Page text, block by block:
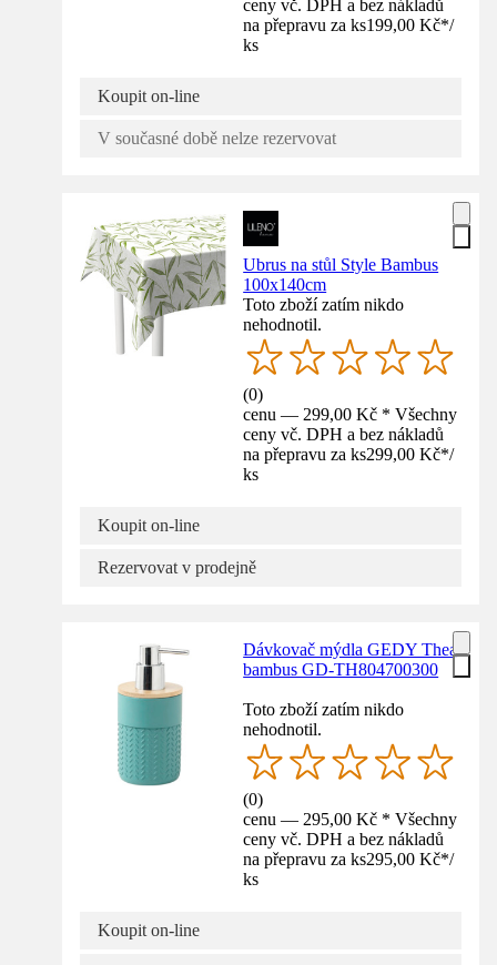
ceny vč. DPH a bez nákladů
na přepravu za ks199,00 Kč*/
ks
Koupit on-line
V současné době nelze rezervovat
Ubrus na stůl Style Bambus
100x140cm
Toto zboží zatím nikdo
nehodnotil.
(0)
cenu — 299,00 Kč * Všechny
ceny vč. DPH a bez nákladů
na přepravu za ks299,00 Kč*/
ks
Koupit on-line
Rezervovat v prodejně
Dávkovač mýdla GEDY Thea
bambus GD-TH804700300
Toto zboží zatím nikdo
nehodnotil.
(0)
cenu — 295,00 Kč * Všechny
ceny vč. DPH a bez nákladů
na přepravu za ks295,00 Kč*/
ks
Koupit on-line